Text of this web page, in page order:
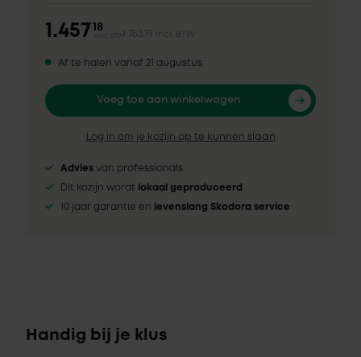
1.457 18
1.763,19 incl. BTW
Af te halen vanaf 21 augustus
Voeg toe aan winkelwagen
Log in om je kozijn op te kunnen slaan
Advies van professionals
Dit kozijn wordt lokaal geproduceerd
10 jaar garantie en levenslang Skodora service
Handig bij je klus